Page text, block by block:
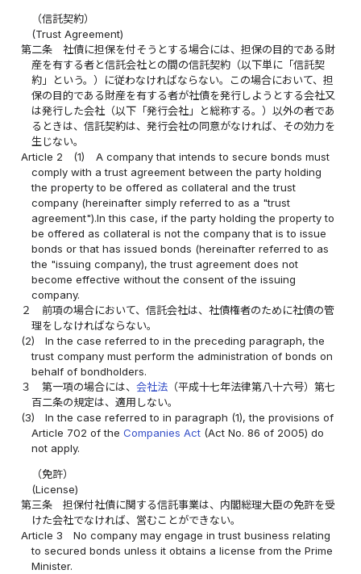
（信託契約）
(Trust Agreement)
第二条
社債に担保を付そうとする場合には、担保の目的である財
産を有する者と信託会社との間の信託契約（以下単に「信託契
約」という。）に従わなければならない。この場合において、担
保の目的である財産を有する者が社債を発行しようとする会社又
は発行した会社（以下「発行会社」と総称する。）以外の者であ
るときは、信託契約は、発行会社の同意がなければ、その効力を
生じない。
Article 2
(1)
A company that intends to secure bonds must
comply with a trust agreement between the party holding
the property to be offered as collateral and the trust
company (hereinafter simply referred to as a "trust
agreement").In this case, if the party holding the property to
be offered as collateral is not the company that is to issue
bonds or that has issued bonds (hereinafter referred to as
the "issuing company), the trust agreement does not
become effective without the consent of the issuing
company.
２
前項の場合において、信託会社は、社債権者のために社債の管
理をしなければならない。
(2)
In the case referred to in the preceding paragraph, the
trust company must perform the administration of bonds on
behalf of bondholders.
３
第一項の場合には、会社法 （平成十七年法律第八十六号）第七
百二条の規定は、適用しない。
(3)
In the case referred to in paragraph (1), the provisions of
Article 702 of theCompanies Act (Act No. 86 of 2005) do
not apply.
（免許）
(License)
第三条
担保付社債に関する信託事業は、内閣総理大臣の免許を受
けた会社でなければ、営むことができない。
Article 3
No company may engage in trust business relating
to secured bonds unless it obtains a license from the Prime
Minister.